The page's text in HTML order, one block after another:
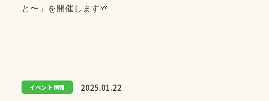
イベント情報 2025.01.22